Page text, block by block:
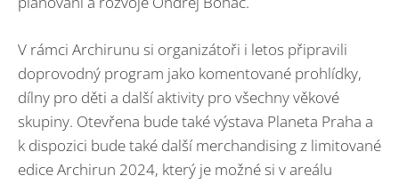
V rámci Archirunu si organizátoři i letos připravili
doprovodný program jako komentované prohlídky,
dílny pro děti a další aktivity pro všechny věkové
skupiny. Otevřena bude také výstava Planeta Praha a
k dispozici bude také další merchandising z limitované
edice Archirun 2024, který je možné si v areálu